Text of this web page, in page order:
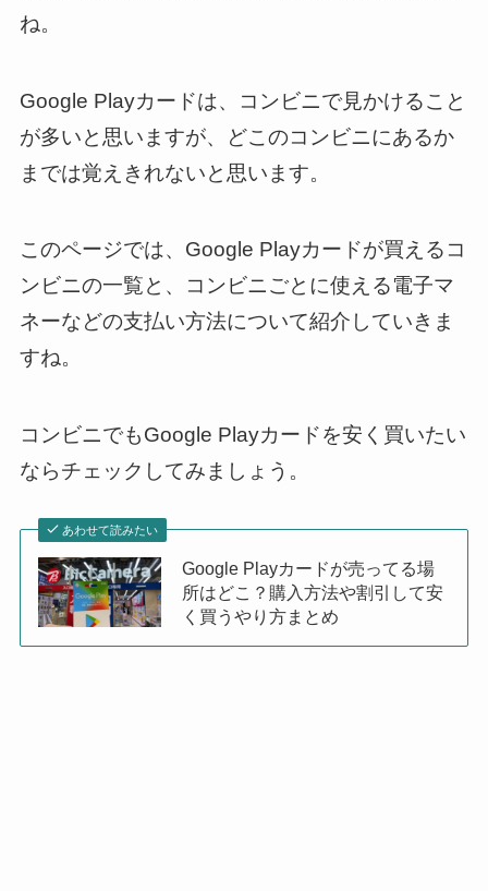
ね。
Google Playカードは、コンビニで見かけること
が多いと思いますが、どこのコンビニにあるか
までは覚えきれないと思います。
このページでは、Google Playカードが買えるコ
ンビニの一覧と、コンビニごとに使える電子マ
ネーなどの支払い方法について紹介していきま
すね。
コンビニでもGoogle Playカードを安く買いたい
ならチェックしてみましょう。
あわせて読みたい
Google Playカードが売ってる場
所はどこ？購入方法や割引して安
く買うやり方まとめ